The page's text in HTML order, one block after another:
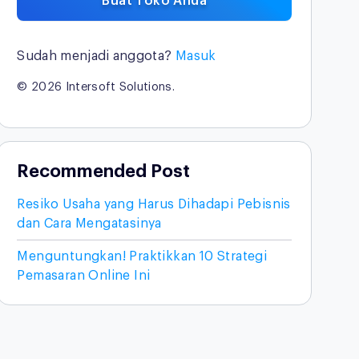
Sudah menjadi anggota? Masuk
© 2026 Intersoft Solutions.
Recommended Post
Resiko Usaha yang Harus Dihadapi Pebisnis
dan Cara Mengatasinya
Menguntungkan! Praktikkan 10 Strategi
Pemasaran Online Ini